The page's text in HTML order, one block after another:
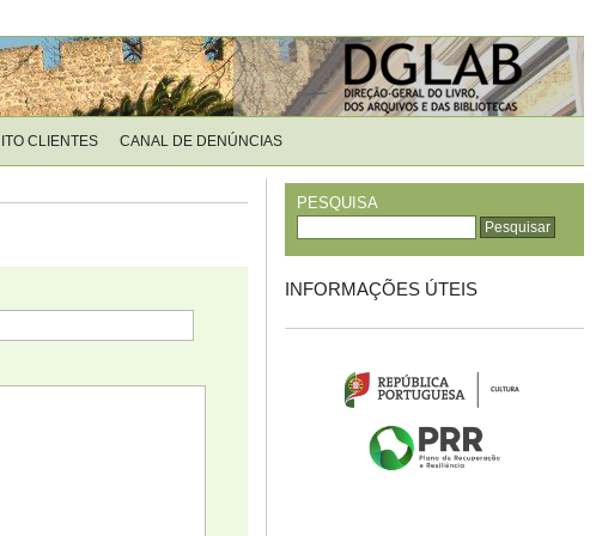
CLIENTES CANAL DE DENÚNCIAS
PESQUISA
INFORMAÇÕES ÚTEIS